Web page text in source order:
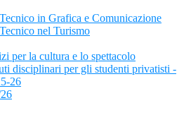
in Grafica e Comunicazione
nel Turismo
per la cultura e lo spettacolo
disciplinari per gli studenti privatisti -
26